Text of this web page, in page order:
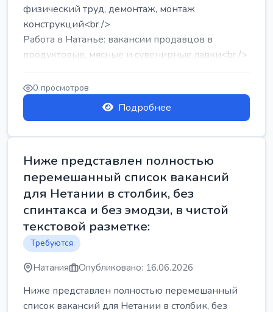
физический труд, демонтаж, монтаж
конструкций<br />
Работа в Натанье: вакансии продавцов в
продуктовые, мясные и сувенирные лавки<br />
Разнорабочий на сборку м...
0 просмотров
Подробнее
Ниже представлен полностью
перемешанный список вакансий
для Нетании в столбик, без
спинтакса и без эмодзи, в чистой
текстовой разметке:
Требуются
Натания Опубликовано: 16.06.2026
Ниже представлен полностью перемешанный
список вакансий для Нетании в столбик, без